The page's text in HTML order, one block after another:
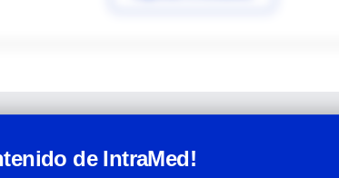
de IntraMed!